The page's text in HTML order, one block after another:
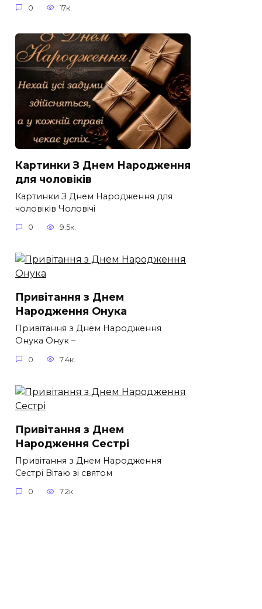
0 17к.
Картинки З Днем Народження
для чоловіків​
Картинки З Днем Народження для
чоловіків​ Чоловічі
0 9.5к.
Привітання з Днем
Народження Онука
Привітання з Днем Народження
Онука Онук –
0 7.4к.
Привітання з Днем
Народження Сестрі
Привітання з Днем Народження
Сестрі Вітаю зі святом
0 7.2к.